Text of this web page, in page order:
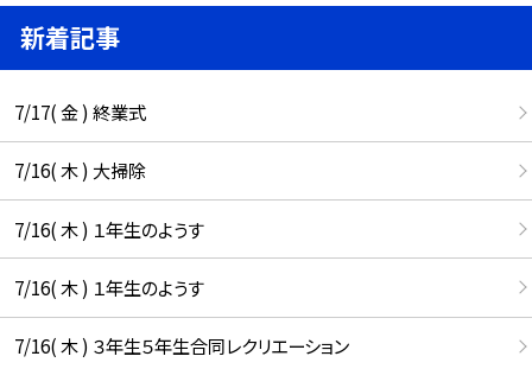
新着記事
7/17( 金 ) 終業式
7/16( 木 ) 大掃除
7/16( 木 ) １年生のようす
7/16( 木 ) １年生のようす
7/16( 木 ) ３年生５年生合同レクリエーション